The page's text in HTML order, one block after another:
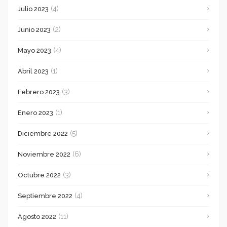
Julio 2023 (4)
Junio 2023 (2)
Mayo 2023 (4)
Abril 2023 (1)
Febrero 2023 (3)
Enero 2023 (1)
Diciembre 2022 (5)
Noviembre 2022 (6)
Octubre 2022 (3)
Septiembre 2022 (4)
Agosto 2022 (11)